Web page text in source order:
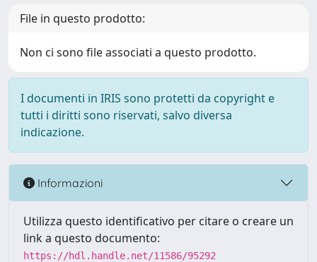
File in questo prodotto:
Non ci sono file associati a questo prodotto.
I documenti in IRIS sono protetti da copyright e
tutti i diritti sono riservati, salvo diversa
indicazione.
Informazioni
Utilizza questo identificativo per citare o creare un
link a questo documento:
https://hdl.handle.net/11586/95292